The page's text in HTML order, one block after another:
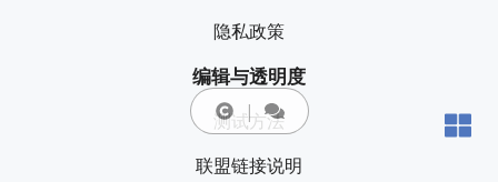
隐私政策
编辑与透明度
测试方法
联盟链接说明